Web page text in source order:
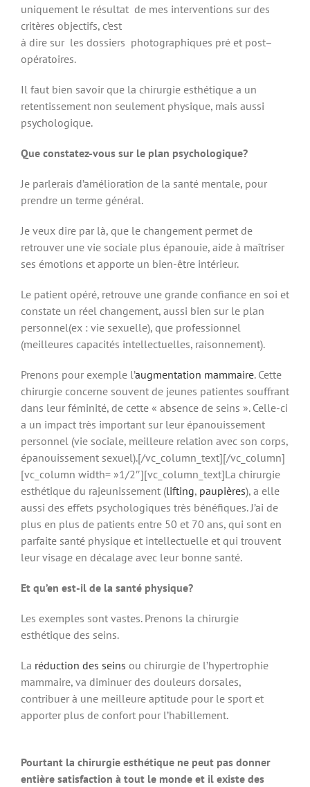
uniquement le résultat de mes interventions sur des
critères objectifs, c’est
à dire sur les dossiers photographiques pré et post–
opératoires.
Il faut bien savoir que la chirurgie esthétique a un
retentissement non seulement physique, mais aussi
psychologique.
Que constatez-vous sur le plan psychologique?
Je parlerais d’amélioration de la santé mentale, pour
prendre un terme général.
Je veux dire par là, que le changement permet de
retrouver une vie sociale plus épanouie, aide à maîtriser
ses émotions et apporte un bien-être intérieur.
Le patient opéré, retrouve une grande confiance en soi et
constate un réel changement, aussi bien sur le plan
personnel(ex : vie sexuelle), que professionnel
(meilleures capacités intellectuelles, raisonnement).
Prenons pour exemple l’augmentation mammaire. Cette
chirurgie concerne souvent de jeunes patientes souffrant
dans leur féminité, de cette « absence de seins ». Celle-ci
a un impact très important sur leur épanouissement
personnel (vie sociale, meilleure relation avec son corps,
épanouissement sexuel).[/vc_column_text][/vc_column]
[vc_column width= »1/2″][vc_column_text]La chirurgie
esthétique du rajeunissement (lifting, paupières), a elle
aussi des effets psychologiques très bénéfiques. J’ai de
plus en plus de patients entre 50 et 70 ans, qui sont en
parfaite santé physique et intellectuelle et qui trouvent
leur visage en décalage avec leur bonne santé.
Et qu’en est-il de la santé physique?
Les exemples sont vastes. Prenons la chirurgie
esthétique des seins.
La réduction des seins ou chirurgie de l’hypertrophie
mammaire, va diminuer des douleurs dorsales,
contribuer à une meilleure aptitude pour le sport et
apporter plus de confort pour l’habillement.
Pourtant la chirurgie esthétique ne peut pas donner
entière satisfaction à tout le monde et il existe des